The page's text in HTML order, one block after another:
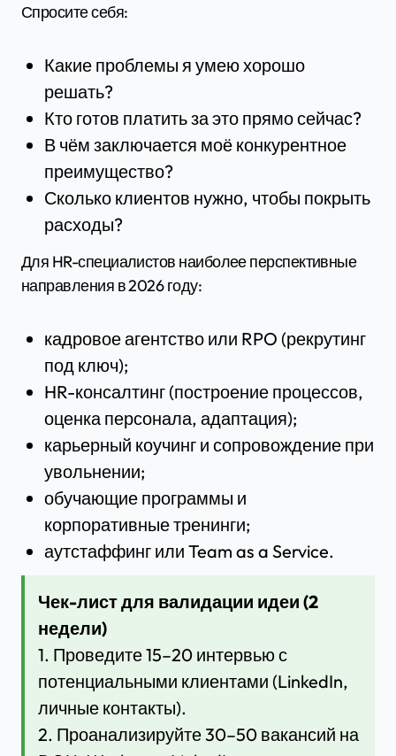
Спросите себя:
Какие проблемы я умею хорошо
решать?
Кто готов платить за это прямо сейчас?
В чём заключается моё конкурентное
преимущество?
Сколько клиентов нужно, чтобы покрыть
расходы?
Для HR-специалистов наиболее перспективные
направления в 2026 году:
кадровое агентство или RPO (рекрутинг
под ключ);
HR-консалтинг (построение процессов,
оценка персонала, адаптация);
карьерный коучинг и сопровождение при
увольнении;
обучающие программы и
корпоративные тренинги;
аутстаффинг или Team as a Service.
Чек-лист для валидации идеи (2
недели)
1. Проведите 15–20 интервью с
потенциальными клиентами (LinkedIn,
личные контакты).
2. Проанализируйте 30–50 вакансий на